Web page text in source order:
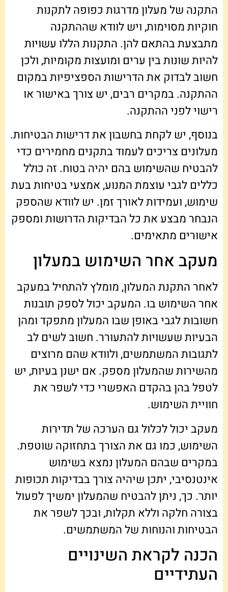
התקנה של מעלון מדרגות כפופה לתקנות
חוקיות מסוימות, ויש לוודא שההתקנה
מתבצעת בהתאם להן. התקנות הללו עשויות
להיות שונות בין ערים ומועצות מקומיות, ולכן
חשוב לבדוק את הדרישות הספציפיות במקום
ההתקנה. במקרים רבים, יש צורך באישור או
רישוי לפני ההתקנה.
בנוסף, יש לקחת בחשבון את דרישות הבטיחות.
מעלונים צריכים לעמוד בתקנים מחמירים כדי
להבטיח שהשימוש בהם יהיה בטוח. זה כולל
כללים לגבי עוצמת המנוע, אמצעי בטיחות בעת
שימוש, ועמידות לאורך זמן. יש לוודא שהספק
הנבחר מבצע את כל הבדיקות הדרושות ומספק
אישורים מתאימים.
מעקב אחר השימוש במעלון
לאחר התקנת המעלון, מומלץ להתחיל במעקב
אחר השימוש בו. המעקב יכול לספק תובנות
חשובות לגבי באופן שבו המעלון מתפקד ומהן
הבעיות שעשויות להתעורר. חשוב לשים לב
לתגובות המשתמשים, ולוודא שהם מרוצים
מהשירות שהמעלון מספק. אם ישנן בעיות, יש
לטפל בהן בהקדם האפשרי כדי לשפר את
חוויית השימוש.
מעקב יכול לכלול גם הערכה של תדירות
השימוש, כמו גם את הצורך בתחזוקה שוטפת.
במקרים שבהם המעלון נמצא בשימוש
אינטנסיבי, יתכן שיהיה צורך בבדיקות תכופות
יותר. כך, ניתן להבטיח שהמעלון ימשיך לפעול
בצורה חלקה וללא תקלות, ובכך לשפר את
הבטיחות והנוחות של המשתמשים.
הכנה לקראת השינויים
העתידיים